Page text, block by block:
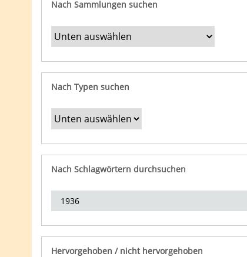
Nach Sammlungen suchen
Nach Typen suchen
Nach Schlagwörtern durchsuchen
Hervorgehoben / nicht hervorgehoben